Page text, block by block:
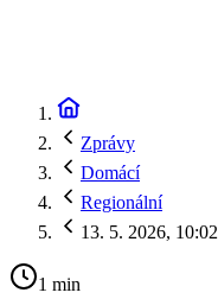
Zprávy
Domácí
Regionální
13. 5. 2026, 10:02
1 min